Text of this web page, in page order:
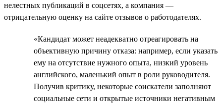
нелестных публикаций в соцсетях, а компания —
отрицательную оценку на сайте отзывов о работодателях.
«Кандидат может неадекватно отреагировать на
объективную причину отказа: например, если указать
ему на отсутствие нужного опыта, низкий уровень
английского, маленький опыт в роли руководителя.
Получив критику, некоторые соискатели заполняют
социальные сети и открытые источники негативным